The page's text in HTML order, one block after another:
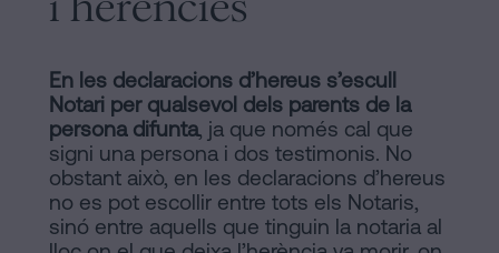
En les declaracions d’hereus s’escull
Notari per qualsevol dels parents de la
persona difunta, ja que només cal que
signi una persona i dos testimonis. No
obstant això, en les declaracions d’hereus
no es pot escollir entre tots els Notaris,
sinó entre aquells que tinguin la notaria al